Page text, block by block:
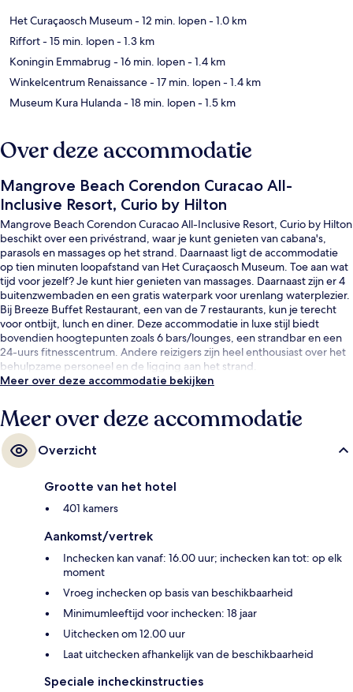
Het Curaçaosch Museum- 12 min. lopen- 1.0 km
Riffort- 15 min. lopen- 1.3 km
Koningin Emmabrug - 16 min. lopen- 1.4 km
Winkelcentrum Renaissance- 17 min. lopen- 1.4 km
Museum Kura Hulanda- 18 min. lopen- 1.5 km
Over deze accommodatie
Mangrove Beach Corendon Curacao All-
Inclusive Resort, Curio by Hilton
Mangrove Beach Corendon Curacao All-Inclusive Resort, Curio by Hilton
beschikt over een privéstrand, waar je kunt genieten van cabana's,
parasols en massages op het strand. Daarnaast ligt de accommodatie
op tien minuten loopafstand van Het Curaçaosch Museum. Toe aan wat
tijd voor jezelf? Je kunt hier genieten van massages. Daarnaast zijn er 4
buitenzwembaden en een gratis waterpark voor urenlang waterplezier.
Bij Breeze Buffet Restaurant, een van de 7 restaurants, kun je terecht
voor ontbijt, lunch en diner. Deze accommodatie in luxe stijl biedt
bovendien hoogtepunten zoals 6 bars/lounges, een strandbar en een
24-uurs fitnesscentrum. Andere reizigers zijn heel enthousiast over het
behulpzame personeel en de ligging aan het strand.
Meer over deze accommodatie bekijken
Meer over deze accommodatie
Overzicht
Grootte van het hotel
401 kamers
Aankomst/vertrek
Inchecken kan vanaf: 16.00 uur; inchecken kan tot: op elk
moment
Vroeg inchecken op basis van beschikbaarheid
Minimumleeftijd voor inchecken: 18 jaar
Uitchecken om 12.00 uur
Laat uitchecken afhankelijk van de beschikbaarheid
Speciale incheckinstructies